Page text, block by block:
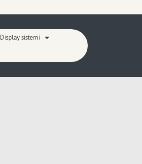
Display sistemi